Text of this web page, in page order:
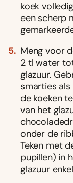
koek
een scherp
Meng voor
2 tl water
glazuur.
smarties
de koeken
van het
onder de
Teken met
pupillen) in
glazuur